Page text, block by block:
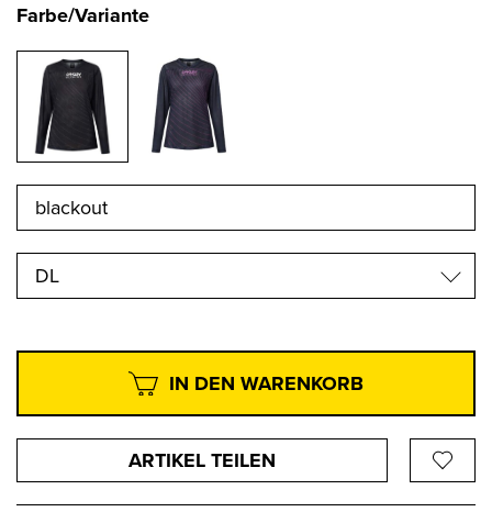
Farbe/Variante
DL
IN DEN WARENKORB
ARTIKEL TEILEN